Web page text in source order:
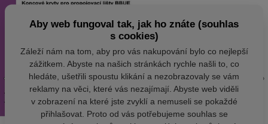
Aby web fungoval tak, jak ho znáte (souhlas
s cookies)
Záleží nám na tom, aby pro vás nakupování bylo co nejlepší
zážitkem. Abyste na našich stránkách rychle našli to, co
hledáte, ušetřili spoustu klikání a nezobrazovaly se vám
reklamy na věci, které vás nezajímají. Abyste web viděli
v zobrazení na které jste zvyklí a nemuseli se pokaždé
přihlašovat. Proto od vás potřebujeme souhlas se